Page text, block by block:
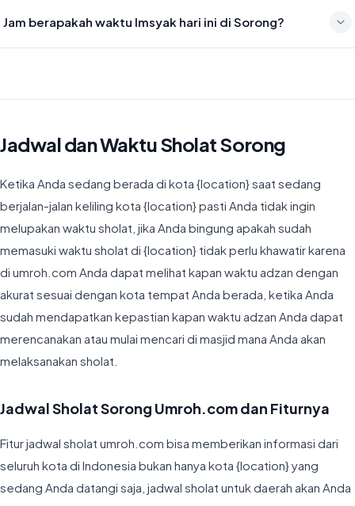
Jam berapakah waktu Imsyak hari ini di Sorong?
Jadwal dan Waktu Sholat Sorong
Ketika Anda sedang berada di kota {location} saat sedang
berjalan-jalan keliling kota {location} pasti Anda tidak ingin
melupakan waktu sholat, jika Anda bingung apakah sudah
memasuki waktu sholat di {location} tidak perlu khawatir karena
di umroh.com Anda dapat melihat kapan waktu adzan dengan
akurat sesuai dengan kota tempat Anda berada, ketika Anda
sudah mendapatkan kepastian kapan waktu adzan Anda dapat
merencanakan atau mulai mencari di masjid mana Anda akan
melaksanakan sholat.
Jadwal Sholat Sorong Umroh.com dan Fiturnya
Fitur jadwal sholat umroh.com bisa memberikan informasi dari
seluruh kota di Indonesia bukan hanya kota {location} yang
sedang Anda datangi saja, jadwal sholat untuk daerah akan Anda